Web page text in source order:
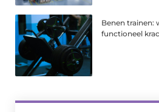
Benen trainen:
functioneel